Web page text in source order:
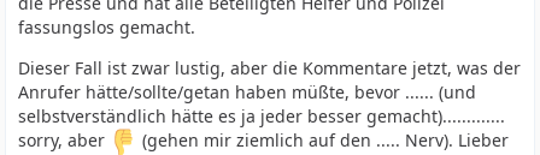
fassungslos gemacht.
Dieser Fall ist zwar lustig, aber die Kommentare jetzt, was der
Anrufer hätte/sollte/getan haben müßte, bevor ...... (und
selbstverständlich hätte es ja jeder besser gemacht).............
sorry, aber
(gehen mir ziemlich auf den ..... Nerv). Lieber